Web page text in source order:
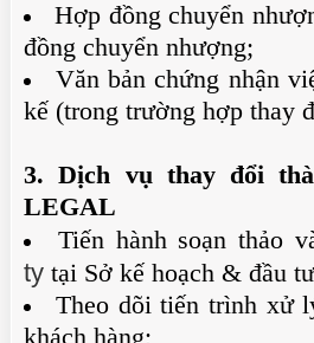
Hợp đồng chuyển
đồng chuyển nhượng;
Văn bản chứng nhận
kế (trong trường hợp thay
3. Dịch vụ thay đổi
LEGAL
Tiến hành soạn thảo
ty tại Sở kế hoạch & đầu
Theo dõi tiến trình xử
khách hàng;